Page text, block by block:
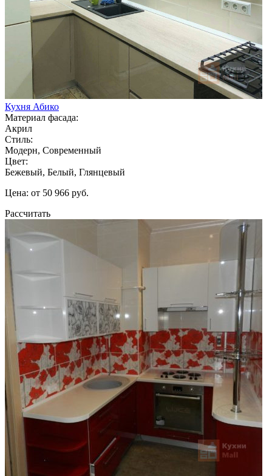
Кухня Абико
Материал фасада:
Акрил
Стиль:
Модерн, Современный
Цвет:
Бежевый, Белый, Глянцевый
Цена: от 50 966 руб.
Рассчитать